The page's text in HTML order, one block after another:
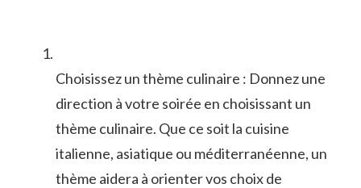
Choisissez un thème culinaire : Donnez une
direction à votre soirée‍ en choisissant un
thème culinaire. Que ce soit la cuisine
italienne, asiatique ou⁣ méditerranéenne, un
thème⁤ aidera à orienter⁤ vos choix de